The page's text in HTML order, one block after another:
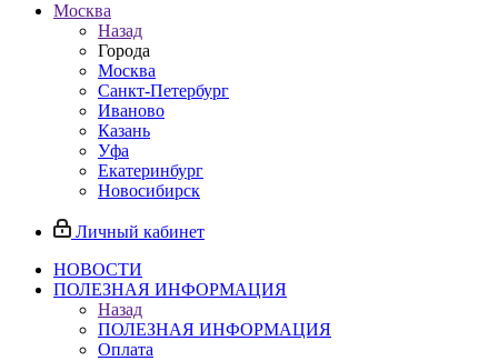
Москва
Назад
Города
Москва
Санкт-Петербург
Иваново
Казань
Уфа
Екатеринбург
Новосибирск
Личный кабинет
НОВОСТИ
ПОЛЕЗНАЯ ИНФОРМАЦИЯ
Назад
ПОЛЕЗНАЯ ИНФОРМАЦИЯ
Оплата